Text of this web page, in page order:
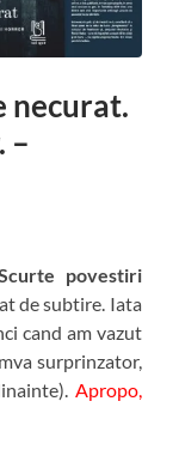
necurat.
–
povestiri
de subtire. Iata
cand am vazut
surprinzator,
Apropo,